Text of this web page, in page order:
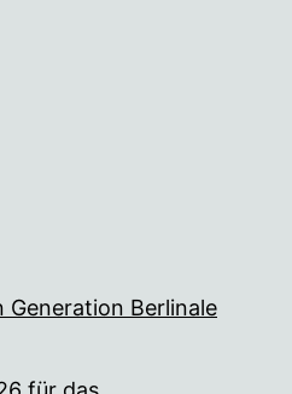
Generation Berlinale